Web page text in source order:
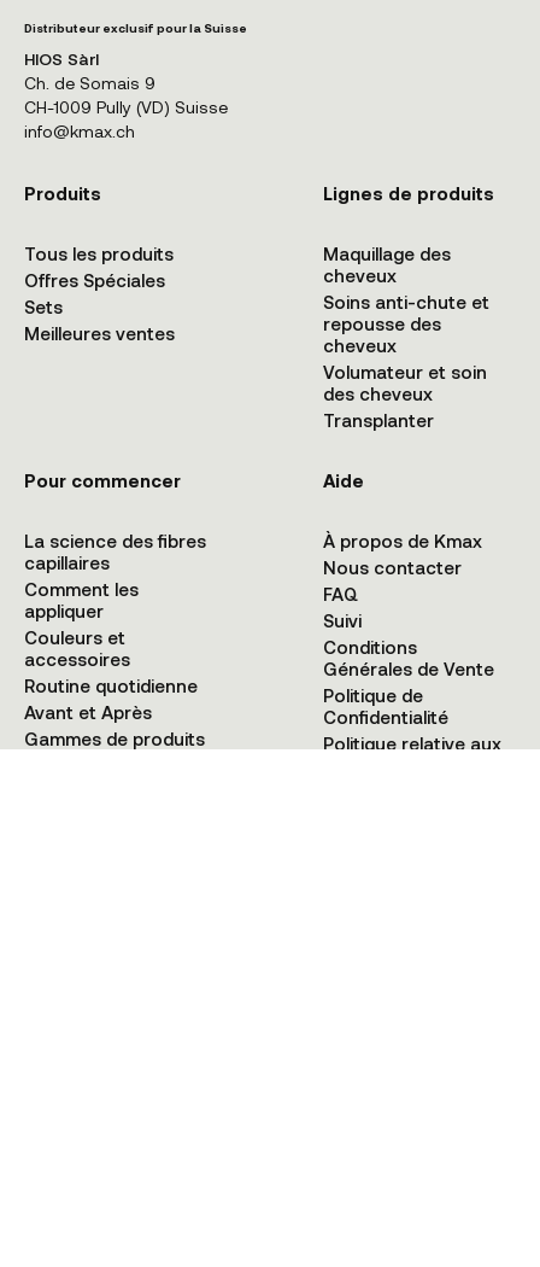
Distributeur exclusif pour la Suisse
HIOS Sàrl
Ch. de Somais 9
CH-1009 Pully (VD) Suisse
info@kmax.ch
Produits
Tous les produits
Offres Spéciales
Sets
Meilleures ventes
Lignes de produits
Maquillage des
cheveux
Soins anti-chute et
repousse des
cheveux
Volumateur et soin
des cheveux
Transplanter
Pour commencer
La science des fibres
capillaires
Comment les
appliquer
Couleurs et
accessoires
Routine quotidienne
Avant et Après
Gammes de produits
Aide
À propos de Kmax
Nous contacter
FAQ
Suivi
Conditions
Générales de Vente
Politique de
Confidentialité
Politique relative aux